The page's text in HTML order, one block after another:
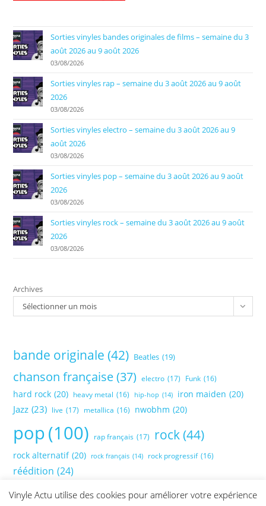
Sorties vinyles bandes originales de films – semaine du 3
août 2026 au 9 août 2026
03/08/2026
Sorties vinyles rap – semaine du 3 août 2026 au 9 août
2026
03/08/2026
Sorties vinyles electro – semaine du 3 août 2026 au 9
août 2026
03/08/2026
Sorties vinyles pop – semaine du 3 août 2026 au 9 août
2026
03/08/2026
Sorties vinyles rock – semaine du 3 août 2026 au 9 août
2026
03/08/2026
Archives
Sélectionner un mois
bande originale (42) Beatles (19)
chanson française (37) electro (17) Funk (16)
hard rock (20) heavy metal (16) hip-hop (14) iron maiden (20)
Jazz (23) live (17) metallica (16) nwobhm (20)
pop(100) rap français (17) rock(44)
rock alternatif (20) rock français (14) rock progressif (16)
réédition (24)
Vinyle Actu utilise des cookies pour améliorer votre expérience